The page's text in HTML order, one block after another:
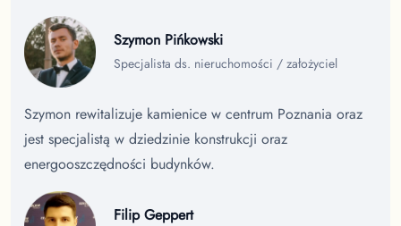
Szymon Pińkowski
Specjalista ds. nieruchomości / założyciel
Szymon rewitalizuje kamienice w centrum Poznania oraz
jest specjalistą w dziedzinie konstrukcji oraz
energooszczędności budynków.
Filip Geppert